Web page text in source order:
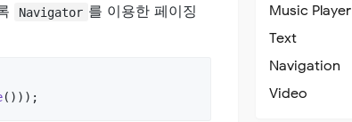
Navigator 를 이용한 페이징
()));
Music Player
Text
Navigation
Video